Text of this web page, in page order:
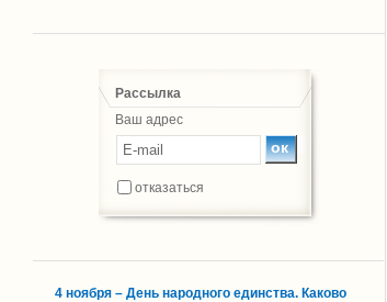
Рассылка
Ваш адрес
отказаться
4 ноября – День народного единства. Каково